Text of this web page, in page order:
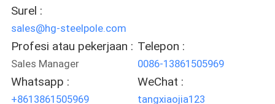
HUBUNGI
KAMI
BERITA
Surel :
sales@hg-steelpole.com
Profesi atau pekerjaan :
Sales Manager
Telepon :
0086-13861505969
Whatsapp :
+8613861505969
WeChat :
tangxiaojia123